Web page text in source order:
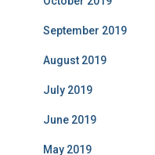
September 2019
August 2019
July 2019
June 2019
May 2019